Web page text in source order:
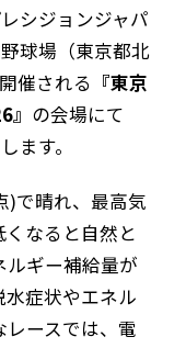
シジョンジャパ
球場（東京都北
催される 『東京
の会場にて
ます。
)で晴れ、最高気
なると自然と
ギー補給量が
症状やエネル
ースでは、電